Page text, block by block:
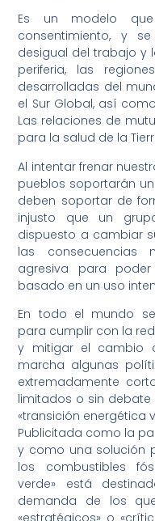
Es un modelo
consentimiento, y
desigual del trabajo y
periferia, las
desarrolladas del
el Sur Global, así
Las relaciones de
para la salud de la
Al intentar frenar
pueblos soportarán
deben soportar de
injusto que un
dispuesto a cambiar
las consecuencias
agresiva para
basado en un uso
En todo el mundo
para cumplir con la
y mitigar el cambio
marcha algunas
extremadamente
limitados o sin
«transición energética
Publicitada como la
y como una solución
los combustibles
verde» está
demanda de los